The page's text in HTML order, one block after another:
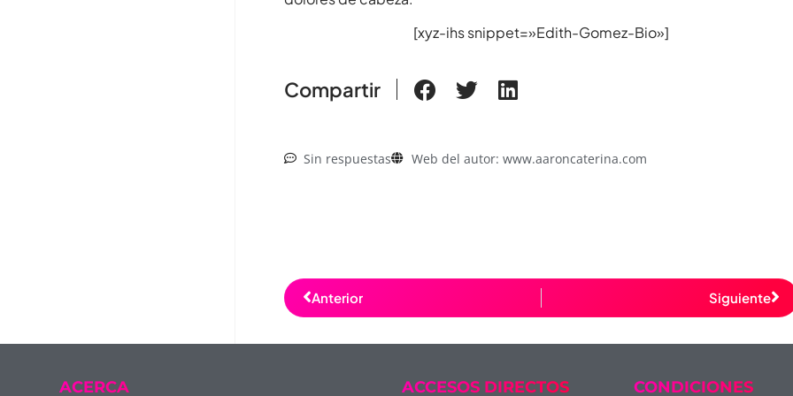
[xyz-ihs snippet=»Edith-Gomez-Bio»]
Compartir
Sin respuestas Web del autor: www.aaroncaterina.com
Anterior Siguiente
ACERCA ACCESOS DIRECTOS CONDICIONES